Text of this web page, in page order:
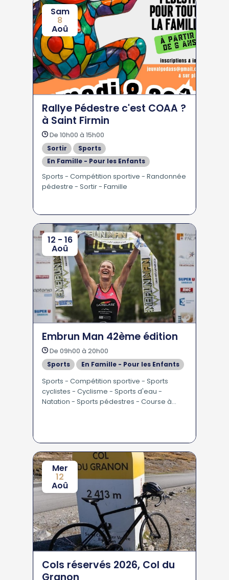
Sam
8
Aoû
Rallye Pédestre c'est COAA ?
à Saint Firmin
De 10h00 à 15h00
Sortir
Sports
En Famille - Pour les Enfants
Sports - Compétition sportive - Randonnée
pédestre - Sortir - Famille
12 - 16
Aoû
Embrun Man 42ème édition
De 09h00 à 20h00
Sports
En Famille - Pour les Enfants
Sports - Compétition sportive - Sports
cyclistes - Cyclisme - Sports d'eau -
Natation - Sports pédestres - Course à
Mer
12
Aoû
Cols réservés 2026, Col du
Granon